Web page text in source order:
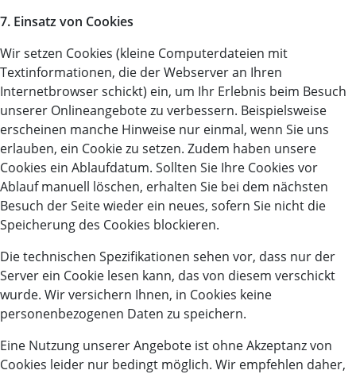
7. Einsatz von Cookies
Wir setzen Cookies (kleine Computerdateien mit
Textinformationen, die der Webserver an Ihren
Internetbrowser schickt) ein, um Ihr Erlebnis beim Besuch
unserer Onlineangebote zu verbessern. Beispielsweise
erscheinen manche Hinweise nur einmal, wenn Sie uns
erlauben, ein Cookie zu setzen. Zudem haben unsere
Cookies ein Ablaufdatum. Sollten Sie Ihre Cookies vor
Ablauf manuell löschen, erhalten Sie bei dem nächsten
Besuch der Seite wieder ein neues, sofern Sie nicht die
Speicherung des Cookies blockieren.
Die technischen Spezifikationen sehen vor, dass nur der
Server ein Cookie lesen kann, das von diesem verschickt
wurde. Wir versichern Ihnen, in Cookies keine
personenbezogenen Daten zu speichern.
Eine Nutzung unserer Angebote ist ohne Akzeptanz von
Cookies leider nur bedingt möglich. Wir empfehlen daher,